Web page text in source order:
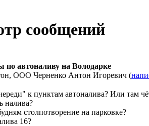
сообщений
по автоналиву на Володарке
ООО Черненко Антон Игоревич (
к пунктам автоналива? Или там
налива?
столпотворение на парковке?
16?